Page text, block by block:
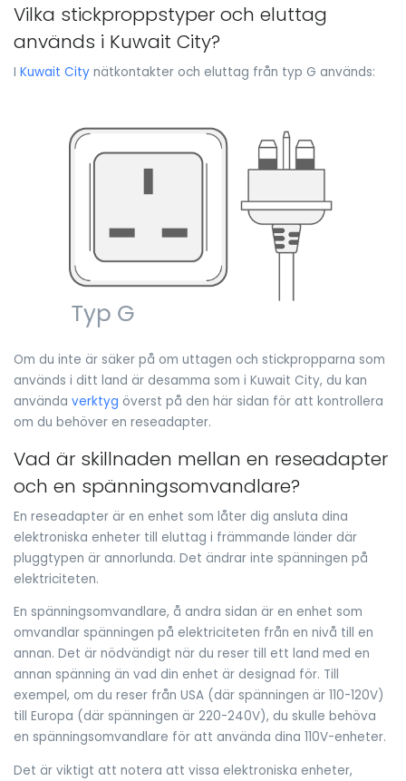
Vilka stickproppstyper och eluttag
används i Kuwait City?
I Kuwait City nätkontakter och eluttag från typ G används:
Om du inte är säker på om uttagen och stickpropparna som
används i ditt land är desamma som i Kuwait City, du kan
använda verktyg överst på den här sidan för att kontrollera
om du behöver en reseadapter.
Vad är skillnaden mellan en reseadapter
och en spänningsomvandlare?
En reseadapter är en enhet som låter dig ansluta dina
elektroniska enheter till eluttag i främmande länder där
pluggtypen är annorlunda. Det ändrar inte spänningen på
elektriciteten.
En spänningsomvandlare, å andra sidan är en enhet som
omvandlar spänningen på elektriciteten från en nivå till en
annan. Det är nödvändigt när du reser till ett land med en
annan spänning än vad din enhet är designad för. Till
exempel, om du reser från USA (där spänningen är 110-120V)
till Europa (där spänningen är 220-240V), du skulle behöva
en spänningsomvandlare för att använda dina 110V-enheter.
Det är viktigt att notera att vissa elektroniska enheter,